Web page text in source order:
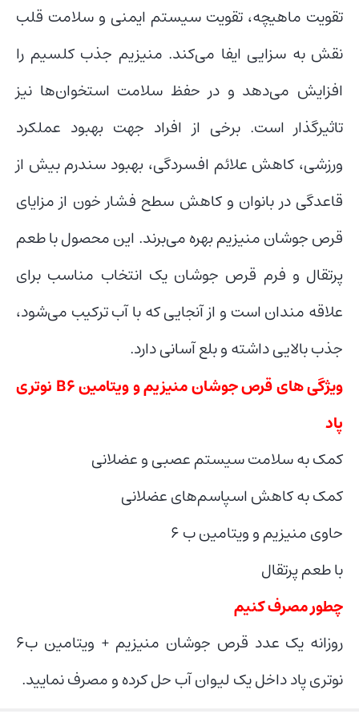
تقویت ماهیچه، تقویت سیستم ایمنی و سلامت قلب
نقش به سزایی ایفا می‌کند. منیزیم جذب کلسیم را
افزایش می‌دهد و در حفظ سلامت استخوان‌ها نیز
تاثیرگذار است. برخی از افراد جهت بهبود عملکرد
ورزشی، کاهش علائم افسردگی، بهبود سندرم بیش از
قاعدگی در بانوان و کاهش سطح فشار خون از مزایای
قرص جوشان منیزیم بهره می‌برند. این محصول با طعم
پرتقال و فرم قرص جوشان یک انتخاب مناسب برای
علاقه مندان است و از آنجایی که با آب ترکیب می‌شود،
جذب بالایی داشته و بلع آسانی دارد.
ویژگی های قرص جوشان منیزیم و ویتامین B۶ نوتری
پاد
کمک به سلامت سیستم عصبی و عضلانی
کمک به کاهش اسپاسم‌های عضلانی
حاوی منیزیم و ویتامین ب ۶
با طعم پرتقال
چطور مصرف کنیم
روزانه یک عدد قرص جوشان منیزیم + ویتامین ب۶
نوتری پاد داخل یک لیوان آب حل کرده و مصرف نمایید.